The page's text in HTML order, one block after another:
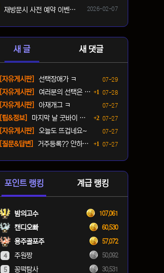
등록일
2026-02-07
재방문시 사전 예약 이벤트 !!
새 글 새 댓글
등록일
07-29
[자유게시판]
선택장애가 ㅋ
등록일
07-28
[자유게시판] 여러분의 선택은 ? ㅋ 1댓글
등록일
07-27
[자유게시판]
아재개그 ㅋ
등록일
07-27
[팁&정보] 마지막 날 굿바이 패키지(짐… 2댓글
등록일
07-27
[자유게시판]
오늘도 뜨겁네요~
등록일
07-27
[질문&답변] 거주등록?? 안하면 단속오나… 1댓글
포인트 랭킹 계급 랭킹
밤의고수 107,061
캔디오빠 60,530
용주골포주 57,072
4 주원짱 50,092
5 꽁떡탐사 30,531